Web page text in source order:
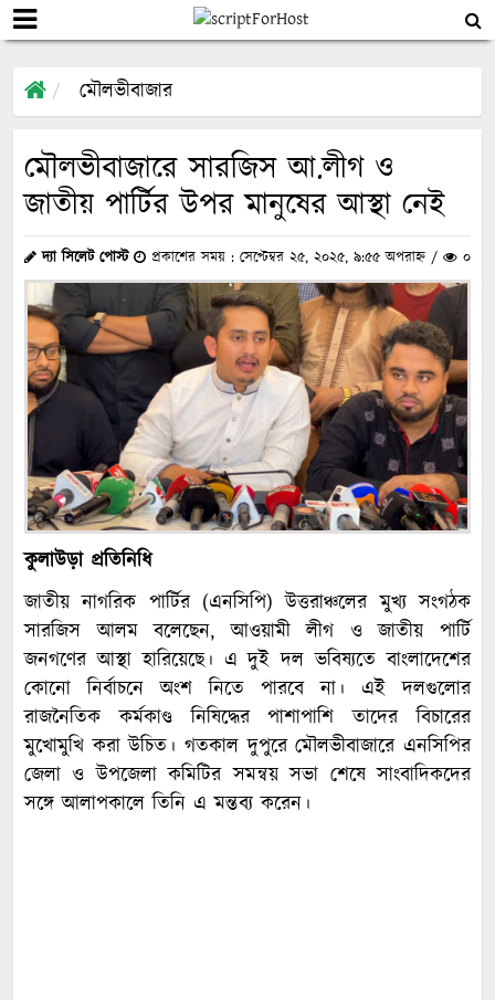
মৌলভীবাজার
মৌলভীবাজারে সারজিস আ.লীগ ও
জাতীয় পার্টির উপর মানুষের আস্থা নেই
দ্যা সিলেট পোস্ট প্রকাশের সময় : সেপ্টেম্বর ২৫, ২০২৫, ৯:৫৫ অপরাহ্ন / ০
কুলাউড়া প্রতিনিধি
জাতীয় নাগরিক পার্টির (এনসিপি) উত্তরাঞ্চলের মুখ্য সংগঠক
সারজিস আলম বলেছেন, আওয়ামী লীগ ও জাতীয় পার্টি
জনগণের আস্থা হারিয়েছে। এ দুই দল ভবিষ্যতে বাংলাদেশের
কোনো নির্বাচনে অংশ নিতে পারবে না। এই দলগুলোর
রাজনৈতিক কর্মকাণ্ড নিষিদ্ধের পাশাপাশি তাদের বিচারের
মুখোমুখি করা উচিত। গতকাল দুপুরে মৌলভীবাজারে এনসিপির
জেলা ও উপজেলা কমিটির সমন্বয় সভা শেষে সাংবাদিকদের
সঙ্গে আলাপকালে তিনি এ মন্তব্য করেন।